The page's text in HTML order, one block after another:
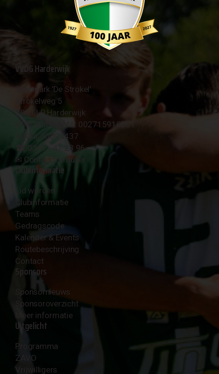
VVOG Harderwijk
Sportpark 'De Strokel'
Strokelweg 5
3847 LR Harderwijk
BTW Nummer NL 002715910B01
KvK Nr 40094437
☎︎ 0341 - 41 28 96
✉︎ Contactformulier
Clubinformatie
Lid worden
Clubinformatie
Teams
Gedragscode
Kalender & Events
Routebeschrijving
Contact
Sponsors
Sponsornieuws
Sponsoroverzicht
Meer informatie
Uitgelicht
Programma
ZAVO
Vrijwilligers